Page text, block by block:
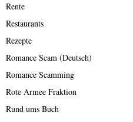
Rente
Restaurants
Rezepte
Romance Scam (Deutsch)
Romance Scamming
Rote Armee Fraktion
Rund ums Buch